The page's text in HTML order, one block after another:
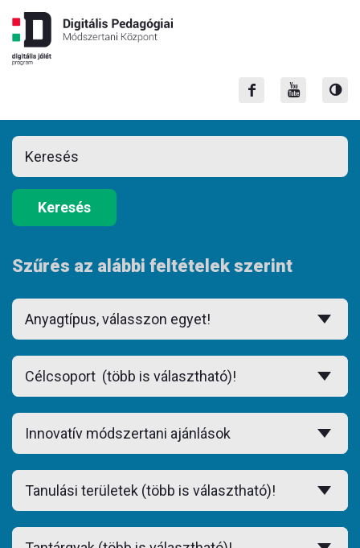
Keresés
Szűrés az alábbi feltételek szerint